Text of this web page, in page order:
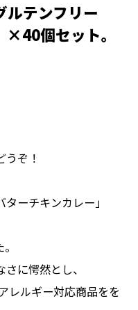
ルテンフリー
×40個セット。
ぞ！
ーチキンカレー」
に愕然とし、
レルギー対応商品をを